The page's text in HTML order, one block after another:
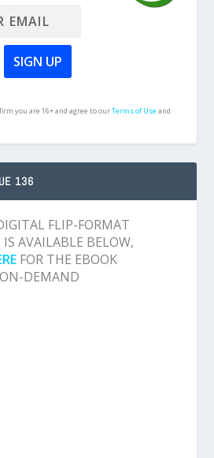
you are 16+ and agree to ourTerms of Useand
136
FLIP-FORMAT
AVAILABLE BELOW,
FOR THE EBOOK
DEMAND